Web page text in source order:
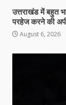
उत्तराखंड में बहुत
परहेज करने की
August 6, 2026